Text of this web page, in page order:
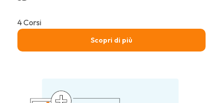
4 Corsi
Scopri di più